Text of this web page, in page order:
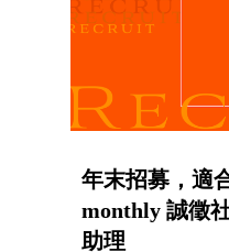
年末招募，適
monthly 誠徵
助理